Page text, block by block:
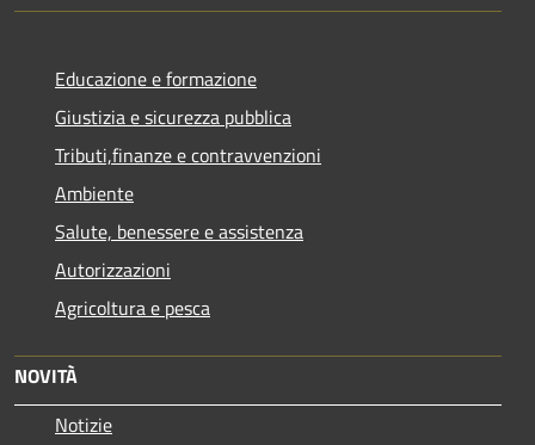
Educazione e formazione
Giustizia e sicurezza pubblica
Tributi,finanze e contravvenzioni
Ambiente
Salute, benessere e assistenza
Autorizzazioni
Agricoltura e pesca
NOVITÀ
Notizie